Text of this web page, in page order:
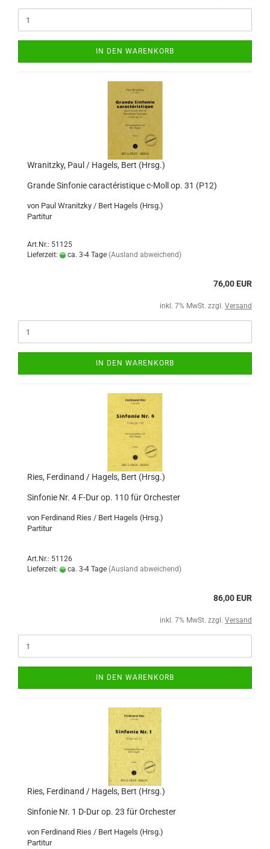
IN DEN WARENKORB
Wranitzky, Paul / Hagels, Bert (Hrsg.)
Grande Sinfonie caractéristique c-Moll op. 31 (P12)
von Paul Wranitzky / Bert Hagels (Hrsg.)
Partitur
Art.Nr.: 51125
Lieferzeit:
ca. 3-4 Tage (Ausland abweichend)
76,00 EUR
inkl. 7% MwSt. zzgl. Versand
IN DEN WARENKORB
Ries, Ferdinand / Hagels, Bert (Hrsg.)
Sinfonie Nr. 4 F-Dur op. 110 für Orchester
von Ferdinand Ries / Bert Hagels (Hrsg.)
Partitur
Art.Nr.: 51126
Lieferzeit:
ca. 3-4 Tage (Ausland abweichend)
86,00 EUR
inkl. 7% MwSt. zzgl. Versand
IN DEN WARENKORB
Ries, Ferdinand / Hagels, Bert (Hrsg.)
Sinfonie Nr. 1 D-Dur op. 23 für Orchester
von Ferdinand Ries / Bert Hagels (Hrsg.)
Partitur